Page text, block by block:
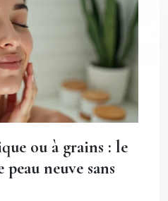
ou à grains : le
neuve sans